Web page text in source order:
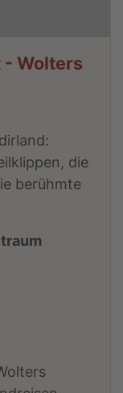
- Wolters
die
berühmte